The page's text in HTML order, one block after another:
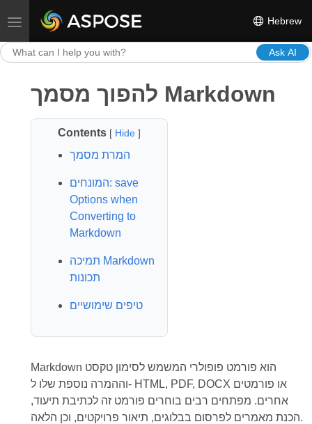
Toggle navigation Hebrew
Ask AI
להפוך מסמך Markdown
Contents [ Hide]
המרת מסמך
המונחים: save
Options when
Converting to
Markdown
תמיכה Markdown
תכונות
טיפים שימושיים
Markdown הוא פורמט פופולרי המשמש לסימון טקסט
וההמרה נוספת שלו ל- HTML, PDF, DOCX או פורמטים
אחרים. מפתחים רבים בוחרים פורמט זה לכתיבת תיעוד,
הכנת מאמרים לפרסום בבלוגים, תיאור פרויקטים, וכן הלאה.